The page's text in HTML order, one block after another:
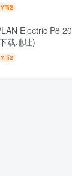
Y币2
Electric P8
载地址)
Y币2